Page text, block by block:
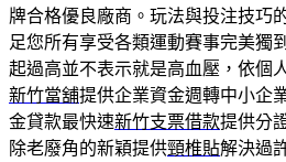
牌合格優良廠商。玩法與投注技巧
足您所有享受各類運動賽事完美獨
起過高並不表示就是高血壓，依個
新竹當舖提供企業資金週轉中小企
金貸款最快速新竹支票借款提供分
除老廢角的新穎提供頸椎貼解決過